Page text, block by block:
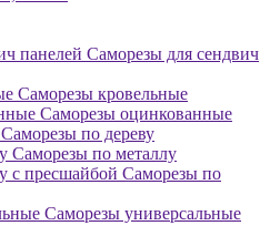
Саморезы для сендвич
Саморезы кровельные
Саморезы оцинкованные
Саморезы по дереву
Саморезы по металлу
Саморезы по
Саморезы универсальные